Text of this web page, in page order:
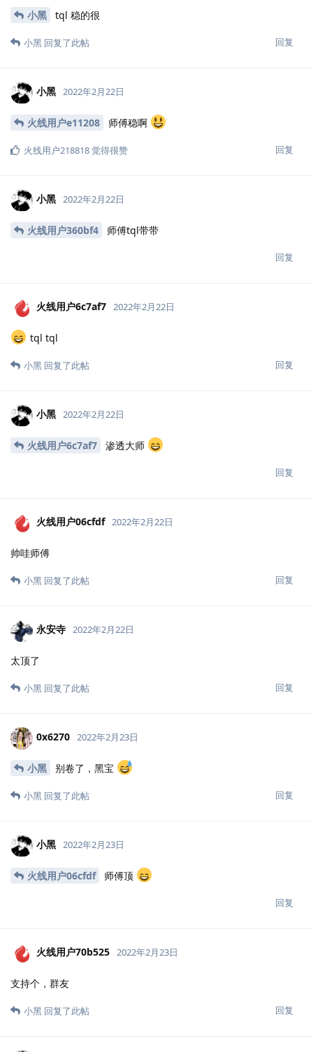
小黑 tql 稳的很
回复
小黑 回复了此帖
小黑 2022年2月22日
火线用户e11208 师傅稳啊
回复
火线用户218818觉得很赞
小黑 2022年2月22日
火线用户360bf4 师傅tql带带
回复
火线用户6c7af7 2022年2月22日
tql tql
回复
小黑 回复了此帖
小黑 2022年2月22日
火线用户6c7af7 渗透大师
回复
火线用户06cfdf 2022年2月22日
帅哇师傅
回复
小黑 回复了此帖
永安寺 2022年2月22日
太顶了
回复
小黑 回复了此帖
0x6270 2022年2月23日
小黑 别卷了，黑宝
回复
小黑 回复了此帖
小黑 2022年2月23日
火线用户06cfdf 师傅顶
回复
火线用户70b525 2022年2月23日
支持个，群友
回复
小黑 回复了此帖